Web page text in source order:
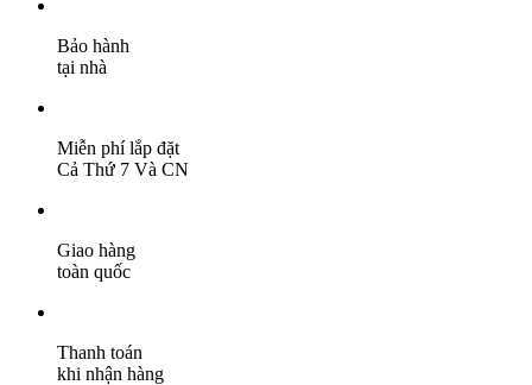
Bảo hành
tại nhà
Miễn phí lắp đặt
Cả Thứ 7 Và CN
Giao hàng
toàn quốc
Thanh toán
khi nhận hàng